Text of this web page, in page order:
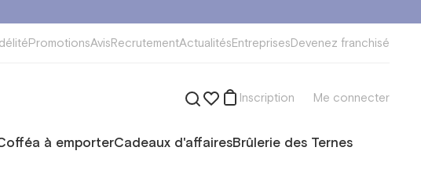
PromotionsAvisRecrutementActualitésEntreprisesDevenez franchisé
Inscription Me connecter
à emporterCadeaux d'affairesBrûlerie des Ternes